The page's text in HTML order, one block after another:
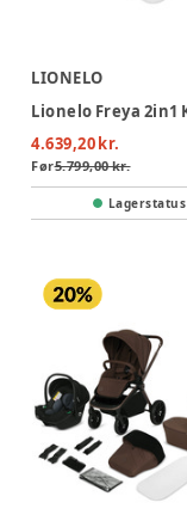
LIONELO
4.639,20 kr.
Før5.799,00 kr.
Lagerstatus